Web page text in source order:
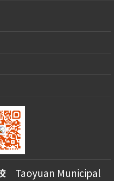
Taoyuan Municipal